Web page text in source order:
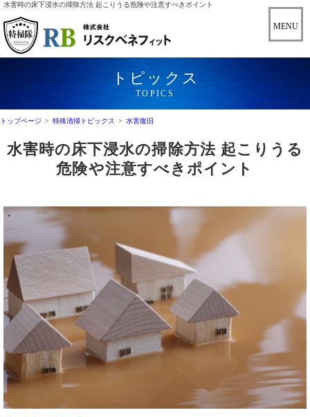
水害時の床下浸水の掃除方法 起こりうる危険や注意すべきポイント
トピックス
TOPICS
トップページ > 特殊清掃トピックス > 水害復旧
水害時の床下浸水の掃除方法 起こりうる
危険や注意すべきポイント